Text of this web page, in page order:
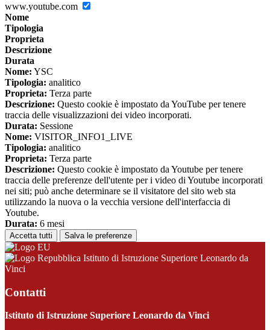
www.youtube.com
Nome
Tipologia
Proprieta
Descrizione
Durata
Nome: YSC
Tipologia: analitico
Proprieta: Terza parte
Descrizione: Questo cookie è impostato da YouTube per tenere
traccia delle visualizzazioni dei video incorporati.
Durata: Sessione
Nome: VISITOR_INFO1_LIVE
Tipologia: analitico
Proprieta: Terza parte
Descrizione: Questo cookie è impostato da Youtube per tenere
traccia delle preferenze dell'utente per i video di Youtube incorporati
nei siti; può anche determinare se il visitatore del sito web sta
utilizzando la nuova o la vecchia versione dell'interfaccia di
Youtube.
Durata: 6 mesi
Accetta tutti Salva le preferenze
Istituto di Istruzione Superiore Leonardo da
Vinci
Contatti
Istituto di Istruzione Superiore Leonardo da Vinci